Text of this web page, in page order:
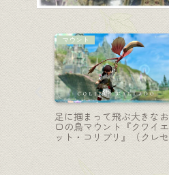
マウント
白い悪魔のマウント・ダル
マスカの魔女『リウィア専
用魔導アーマー』